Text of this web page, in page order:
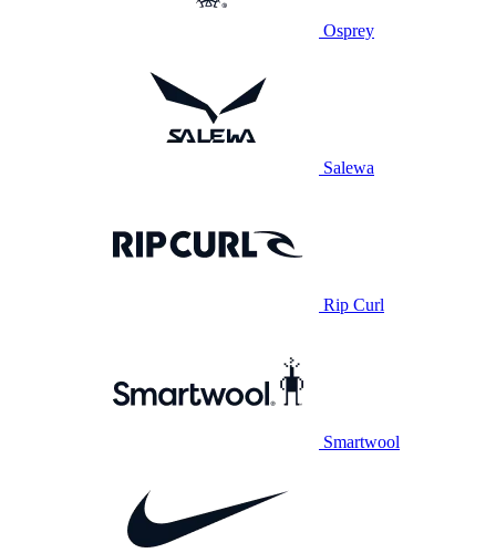
Osprey
Salewa
Rip Curl
Smartwool